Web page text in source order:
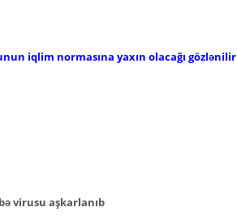
iqlim normasına yaxın olacağı gözlənilir
virusu aşkarlanıb